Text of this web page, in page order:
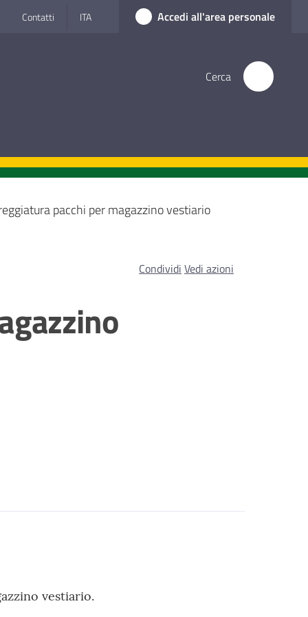
Contatti ITA Accedi all'area personale
Cerca
pacchi per magazzino vestiario
Condividi Vedi azioni
vestiario.